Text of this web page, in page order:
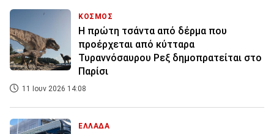
ΚΟΣΜΟΣ
Η πρώτη τσάντα από δέρμα που
προέρχεται από κύτταρα
Τυραννόσαυρου Ρεξ δημοπρατείται στο
Παρίσι
11 Ιουν 2026 14:08
ΕΛΛΑΔΑ